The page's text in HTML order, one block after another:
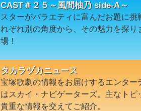
CAST＃２５～風間柚乃 side-A～
スターがバラエティに富んだお題に
れぞれ別の角度から、その魅力を探
場！
タカラヅカニュース
宝塚歌劇の情報をお届けするエンタ
はスカイ・ナビゲーターズ。主なト
貴重な情報を交えてご紹介。